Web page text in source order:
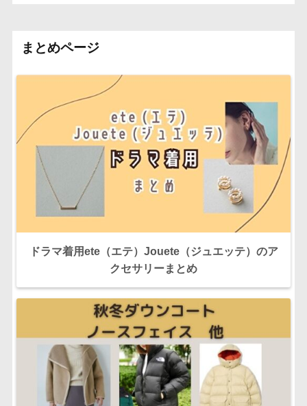
まとめページ
ドラマ着用ete（エテ）Jouete（ジュエッテ）のア
クセサリーまとめ